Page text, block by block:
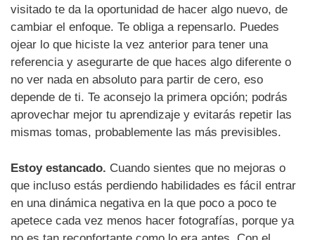
visitado te da la oportunidad de hacer algo nuevo, de
cambiar el enfoque. Te obliga a repensarlo. Puedes
ojear lo que hiciste la vez anterior para tener una
referencia y asegurarte de que haces algo diferente o
no ver nada en absoluto para partir de cero, eso
depende de ti. Te aconsejo la primera opción; podrás
aprovechar mejor tu aprendizaje y evitarás repetir las
mismas tomas, probablemente las más previsibles.
Estoy estancado. Cuando sientes que no mejoras o
que incluso estás perdiendo habilidades es fácil entrar
en una dinámica negativa en la que poco a poco te
apetece cada vez menos hacer fotografías, porque ya